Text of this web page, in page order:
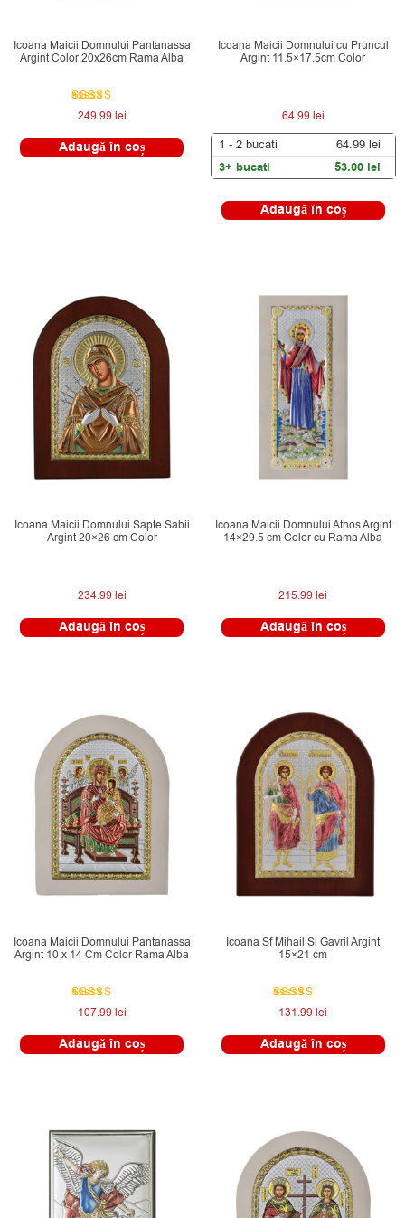
Icoana Maicii Domnului Pantanassa
Argint Color 20x26cm Rama Alba
Evaluat la
5.00
249.99lei
Adaugă în coș
Icoana Maicii Domnului cu Pruncul
Argint 11.5×17.5cm Color
64.99lei
1 - 2 bucati 64.99 lei
3+ bucati 53.00 lei
Adaugă în coș
Icoana Maicii Domnului Sapte Sabii
Argint 20×26 cm Color
234.99lei
Adaugă în coș
Icoana Maicii Domnului Athos Argint
14×29.5 cm Color cu Rama Alba
215.99lei
Adaugă în coș
Icoana Maicii Domnului Pantanassa
Argint 10 x 14 Cm Color Rama Alba
Evaluat la
5.00
107.99lei
Adaugă în coș
Icoana Sf Mihail Si Gavril Argint
15×21 cm
Evaluat la
5.00
131.99lei
Adaugă în coș